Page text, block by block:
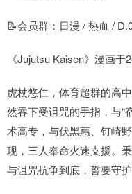
📝会员群：日漫 / 热血 /
《Jujutsu Kaisen》漫画于
虎杖悠仁，体育超群的高
然吞下受诅咒的手指，与“
术高专，与伏黑惠、钉崎
现，三人奉命火速支援。
与诅咒抗争到底，誓要守